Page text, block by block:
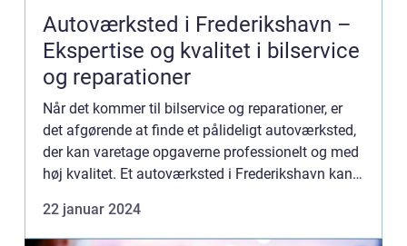
Autoværksted i Frederikshavn –
Ekspertise og kvalitet i bilservice
og reparationer
Når det kommer til bilservice og reparationer, er
det afgørende at finde et pålideligt autoværksted,
der kan varetage opgaverne professionelt og med
høj kvalitet. Et autoværksted i Frederikshavn kan
artike...
22 januar 2024